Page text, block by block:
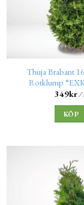
Thuja Brabant
Rotklump
349kr/
KÖP